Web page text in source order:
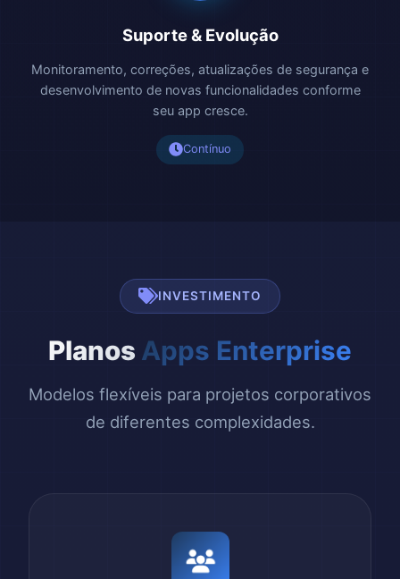
Suporte & Evolução
Monitoramento, correções, atualizações de segurança e
desenvolvimento de novas funcionalidades conforme
seu app cresce.
Contínuo
INVESTIMENTO
Planos Apps Enterprise
Modelos flexíveis para projetos corporativos
de diferentes complexidades.